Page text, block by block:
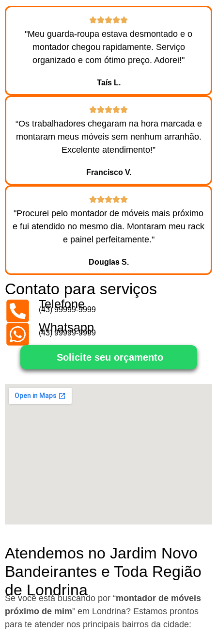
"Meu guarda-roupa estava desmontado e o
montador chegou rapidamente. Serviço
organizado e com ótimo preço. Adorei!"
Taís L.
“Os trabalhadores chegaram na hora marcada e
montaram meus móveis sem nenhum arranhão.
Excelente atendimento!”
Francisco V.
"Procurei pelo montador de móveis mais próximo
e fui atendido no mesmo dia. Montaram meu rack
e painel perfeitamente."
Douglas S.
Contato para serviços
Telefone
(43) 99999-9999
Whatsapp
(43) 99999-9999
Solicite seu orçamento
Atendemos no Jardim Novo
Bandeirantes e Toda Região
de Londrina
Se você está buscando por “montador de móveis
próximo de mim” em Londrina? Estamos prontos
para te atender nos principais bairros da cidade: